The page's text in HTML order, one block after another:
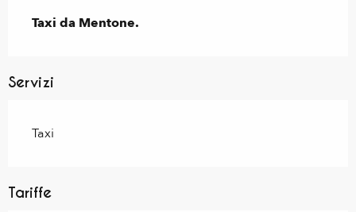
Taxi da Mentone.
Servizi
Taxi
Tariffe